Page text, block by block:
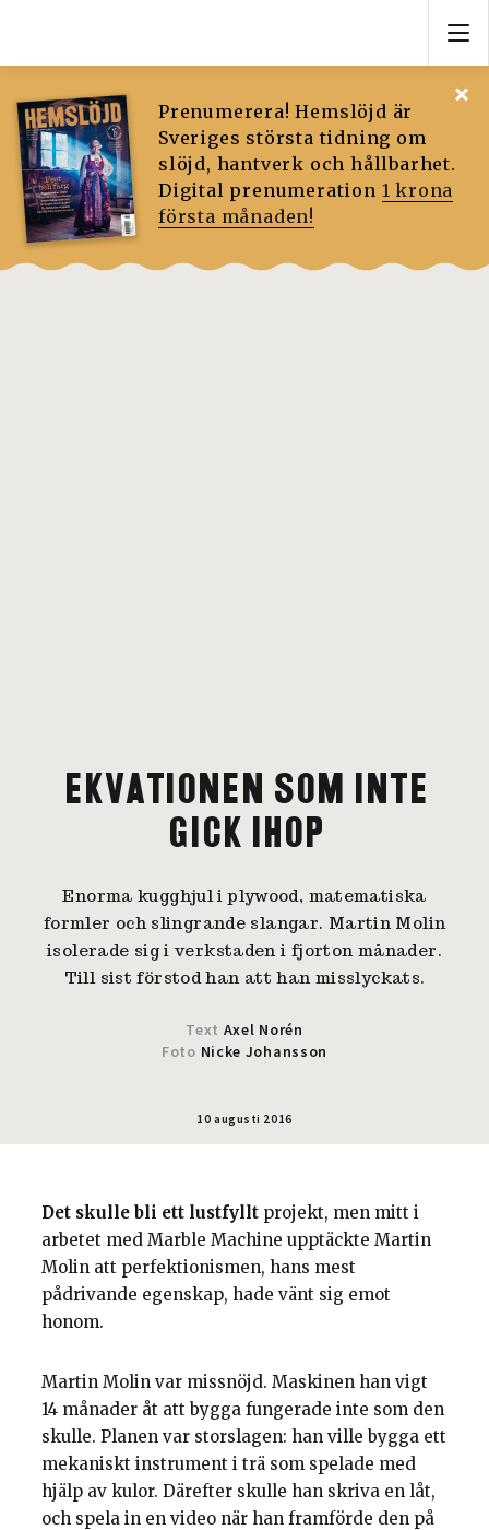
Prenumerera! Hemslöjd är
Sveriges största tidning om
slöjd, hantverk och hållbarhet.
Digital prenumeration 1 krona
första månaden!
EKVATIONEN SOM INTE
GICK IHOP
Enorma kugghjul i plywood, matematiska
formler och slingrande slangar. Martin Molin
isolerade sig i verkstaden i fjorton månader.
Till sist förstod han att han misslyckats.
Text Axel Norén
Foto Nicke Johansson
10 augusti 2016
Det skulle bli ett lustfyllt projekt, men mitt i
arbetet med Marble Machine upptäckte Martin
Molin att perfektionismen, hans mest
pådrivande egenskap, hade vänt sig emot
honom.
Martin Molin var missnöjd. Maskinen han vigt
14 månader åt att bygga fungerade inte som den
skulle. Planen var storslagen: han ville bygga ett
mekaniskt instrument i trä som spelade med
hjälp av kulor. Därefter skulle han skriva en låt,
och spela in en video när han framförde den på